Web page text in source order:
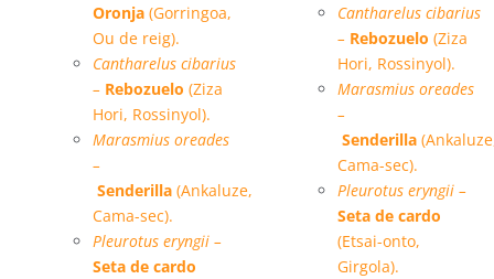
Oronja(Gorringoa,
Ou de reig).
Cantharelus cibarius
– Rebozuelo (Ziza
Hori, Rossinyol).
Marasmius oreades
–
Senderilla(Ankaluze,
Cama-sec).
Pleurotus eryngii –
Seta de cardo
Cantharelus cibarius
– Rebozuelo (Ziza
Hori, Rossinyol).
Marasmius oreades
–
Senderilla
Cama-sec).
Pleurotus eryngii –
Seta de cardo
(Etsai-onto,
Girgola).